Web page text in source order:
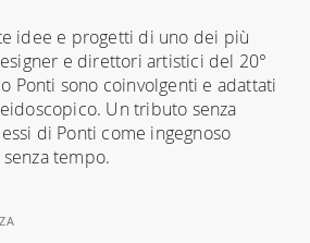
idee e progetti di uno dei più
e direttori artistici del 20°
Ponti sono coinvolgenti e adattati
Un tributo senza
di Ponti come ingegnoso
tempo.